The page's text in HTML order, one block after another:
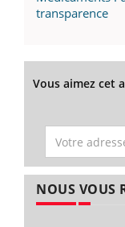
transparence
Vous aimez cet
NOUS VOUS